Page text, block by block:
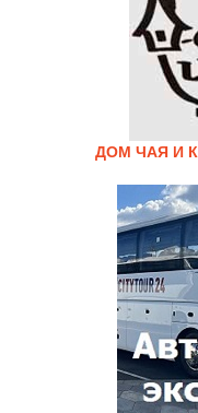
ДОМ ЧАЯ И